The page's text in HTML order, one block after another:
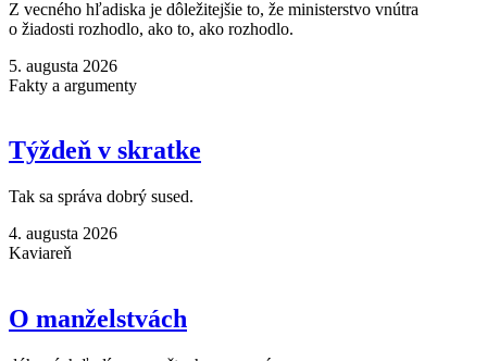
Z vecného hľadiska je dôležitejšie to, že ministerstvo vnútra
o žiadosti rozhodlo, ako to, ako rozhodlo.
5. augusta 2026
Fakty a argumenty
Týždeň v skratke
Tak sa správa dobrý sused.
4. augusta 2026
Kaviareň
O manželstvách